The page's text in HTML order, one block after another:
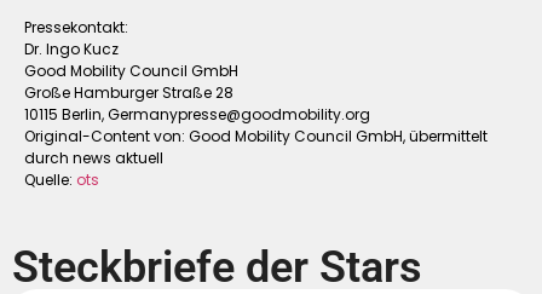
Pressekontakt:
Dr. Ingo Kucz
Good Mobility Council GmbH
Große Hamburger Straße 28
10115 Berlin,Germanypresse@goodmobility.org
Original-Content von: Good Mobility Council GmbH, übermittelt
durch news aktuell
Quelle: ots
Steckbriefe der Stars